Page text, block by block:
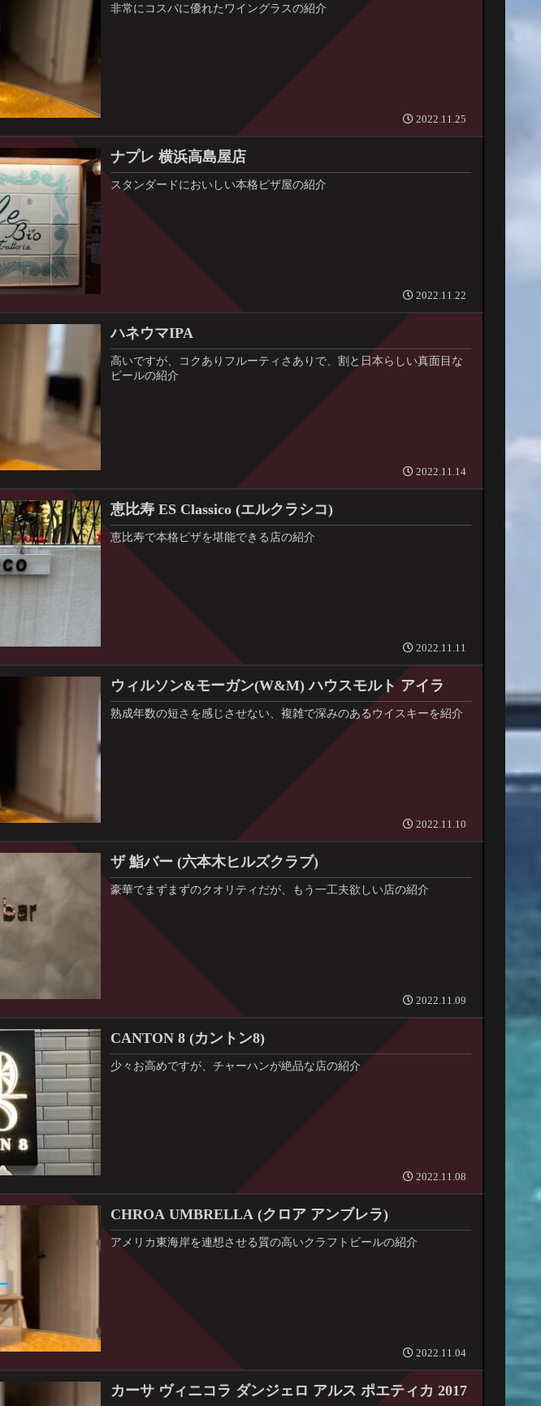
非常にコスパに優れたワイングラスの紹介
2022.11.25
ナプレ 横浜高島屋店
スタンダードにおいしい本格ピザ屋の紹介
2022.11.22
ハネウマIPA
高いですが、コクありフルーティさありで、割と日本らしい真面目な
ビールの紹介
2022.11.14
恵比寿 ES Classico (エルクラシコ)
恵比寿で本格ピザを堪能できる店の紹介
2022.11.11
ウィルソン&モーガン(W&M) ハウスモルト アイラ
熟成年数の短さを感じさせない、複雑で深みのあるウイスキーを紹介
2022.11.10
ザ 鮨バー (六本木ヒルズクラブ)
豪華でまずまずのクオリティだが、もう一工夫欲しい店の紹介
2022.11.09
CANTON 8 (カントン8)
少々お高めですが、チャーハンが絶品な店の紹介
2022.11.08
CHROA UMBRELLA (クロア アンブレラ)
アメリカ東海岸を連想させる質の高いクラフトビールの紹介
2022.11.04
カーサ ヴィニコラ ダンジェロ アルス ポエティカ 2017